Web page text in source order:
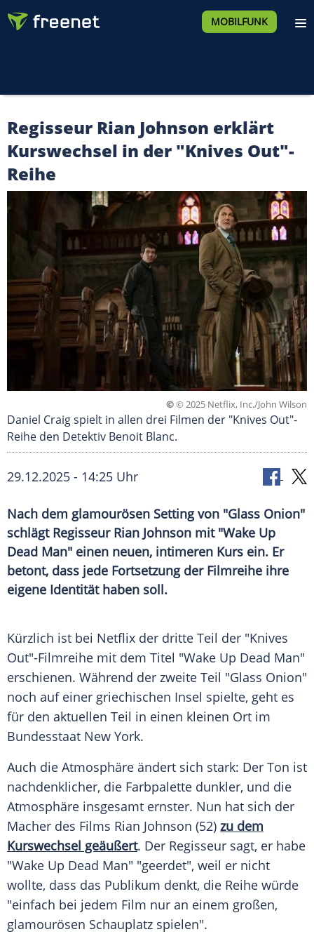
MOBILFUNK
Regisseur Rian Johnson erklärt
Kurswechsel in der "Knives Out"-
Reihe
©© 2025 Netflix, Inc./John Wilson
Daniel Craig spielt in allen drei Filmen der "Knives Out"-
Reihe den Detektiv Benoit Blanc.
29.12.2025 - 14:25 Uhr
Nach dem glamourösen Setting von "Glass Onion"
schlägt Regisseur Rian Johnson mit "Wake Up
Dead Man" einen neuen, intimeren Kurs ein. Er
betont, dass jede Fortsetzung der Filmreihe ihre
eigene Identität haben soll.
Kürzlich ist bei Netflix der dritte Teil der "Knives
Out"-Filmreihe mit dem Titel "Wake Up Dead Man"
erschienen. Während der zweite Teil "Glass Onion"
noch auf einer griechischen Insel spielte, geht es
für den aktuellen Teil in einen kleinen Ort im
Bundesstaat New York.
Auch die Atmosphäre ändert sich stark: Der Ton ist
nachdenklicher, die Farbpalette dunkler, und die
Atmosphäre insgesamt ernster. Nun hat sich der
Macher des Films Rian Johnson (52) zu dem
Kurswechsel geäußert. Der Regisseur sagt, er habe
"Wake Up Dead Man" "geerdet", weil er nicht
wollte, dass das Publikum denkt, die Reihe würde
"einfach bei jedem Film nur an einem großen,
glamourösen Schauplatz spielen".